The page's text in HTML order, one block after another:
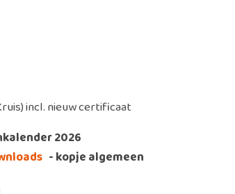
incl. nieuw certificaat
2026
- kopje algemeen